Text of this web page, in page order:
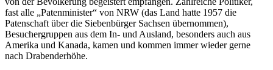
fast alle „Patenminister“ von NRW (das Land hatte 1957 die
Patenschaft über die Siebenbürger Sachsen übernommen),
Besuchergruppen aus dem In- und Ausland, besonders auch aus
Amerika und Kanada, kamen und kommen immer wieder gerne
nach Drabenderhöhe.